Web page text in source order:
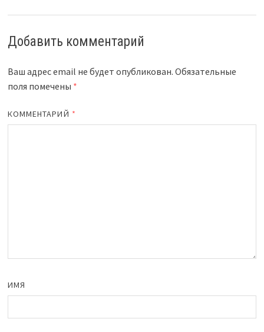
Добавить комментарий
Ваш адрес email не будет опубликован. Обязательные
поля помечены *
КОММЕНТАРИЙ *
ИМЯ